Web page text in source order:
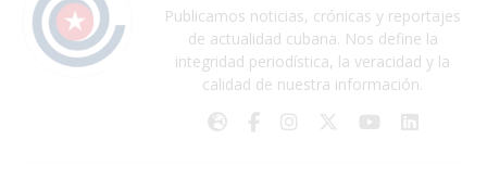
Publicamos noticias, crónicas y reportajes
de actualidad cubana. Nos define la
integridad periodística, la veracidad y la
calidad de nuestra información.